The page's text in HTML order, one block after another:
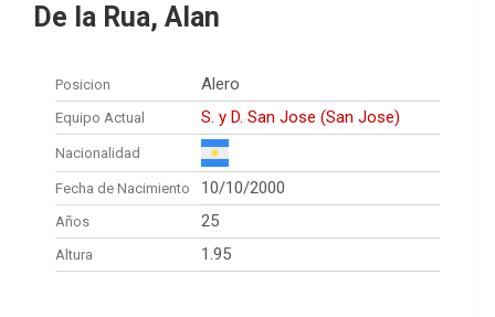
De la Rua, Alan
Posicion Alero
Equipo Actual S. y D. San Jose (San Jose)
Nacionalidad
Fecha de Nacimiento 10/10/2000
Años 25
Altura 1.95